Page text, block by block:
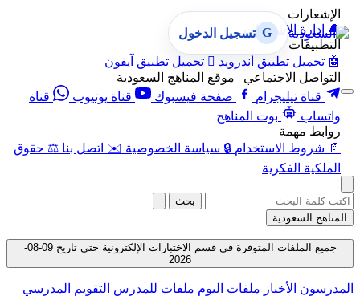
الإشعارات
🔔
إدارة الإشعارات
التطبيقات
🤖 تحميل تطبيق أندرويد  تحميل تطبيق آيفون
التواصل الاجتماعي | موقع المناهج السعودية
قناة تيليجرام
صفحة فيسبوك قناة يوتيوب
قناة
واتساب
بوت المناهج
روابط مهمة
📄 شروط الاستخدام 🔒 سياسة الخصوصية ✉️ اتصل بنا ⚖️ حقوق
الملكية الفكرية
G تسجيل الدخول
بحث
المناهج السعودية
جميع الملفات المتوفرة في قسم الاختبارات الإلكترونية حتى تاريخ 09-08-
2026
المدرسون الأخبار ملفات اليوم ملفات للمدرس التقويم المدرسي